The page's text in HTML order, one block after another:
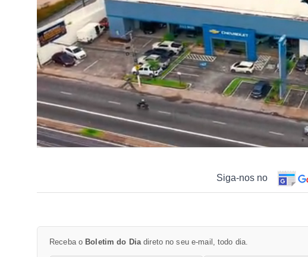
Siga-nos no
Receba o Boletim do Dia direto no seu e-mail, todo dia.